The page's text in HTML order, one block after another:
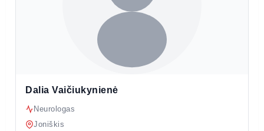
Dalia Vaičiukynienė
Neurologas
Joniškis